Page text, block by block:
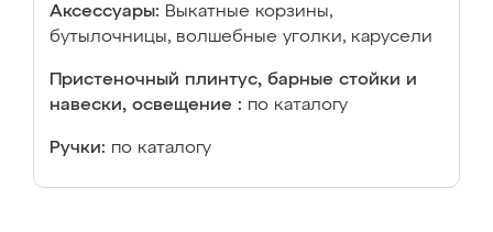
Аксессуары: Выкатные корзины,
бутылочницы, волшебные уголки, карусели
Пристеночный плинтус, барные стойки и
навески, освещение : по каталогу
Ручки: по каталогу